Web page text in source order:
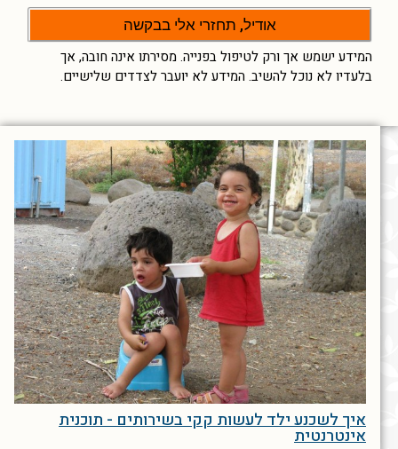
אודיל, תחזרי אלי בבקשה
המידע ישמש אך ורק לטיפול בפנייה. מסירתו אינה חובה, אך
בלעדיו לא נוכל להשיב. המידע לא יועבר לצדדים שלישיים.
איך לשכנע ילד לעשות קקי בשירותים - תוכנית
אינטרנטית